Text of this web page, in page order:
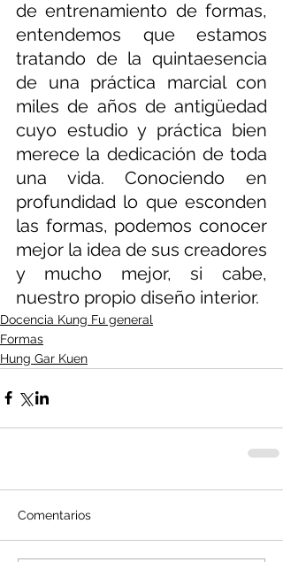
de entrenamiento de formas,
entendemos que estamos
tratando de la quintaesencia
de una práctica marcial con
miles de años de antigüedad
cuyo estudio y práctica bien
merece la dedicación de toda
una vida. Conociendo en
profundidad lo que esconden
las formas, podemos conocer
mejor la idea de sus creadores
y mucho mejor, si cabe,
nuestro propio diseño interior.
Docencia Kung Fu general
Formas
Hung Gar Kuen
Comentarios